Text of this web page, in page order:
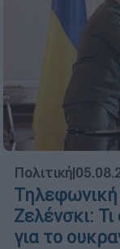
Πολιτική|
Ζελένσκι:
για το